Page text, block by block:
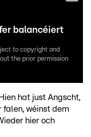
balancéiert
to copyright and
the prior permission
hat just Angscht,
falen, wéinst dem
hier och